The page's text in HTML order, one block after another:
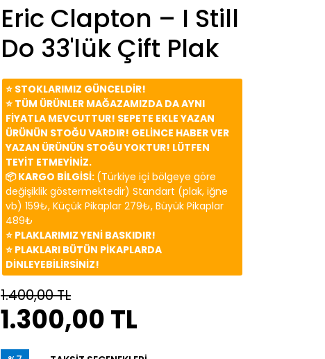
Eric Clapton – I Still
Do 33'lük Çift Plak
⭐️ STOKLARIMIZ GÜNCELDİR!
⭐️ TÜM ÜRÜNLER MAĞAZAMIZDA DA AYNI
FİYATLA MEVCUTTUR! SEPETE EKLE YAZAN
ÜRÜNÜN STOĞU VARDIR! GELİNCE HABER VER
YAZAN ÜRÜNÜN STOĞU YOKTUR! LÜTFEN
TEYİT ETMEYİNİZ.
📦 KARGO BİLGİSİ: (Türkiye içi bölgeye göre
değişiklik göstermektedir) Standart (plak, iğne
vb) 159₺, Küçük Pikaplar 279₺, Büyük Pikaplar
489₺
⭐️ PLAKLARIMIZ YENİ BASKIDIR!
⭐️ PLAKLARI BÜTÜN PİKAPLARDA
DİNLEYEBİLİRSİNİZ!
1.400,00 TL
1.300,00 TL